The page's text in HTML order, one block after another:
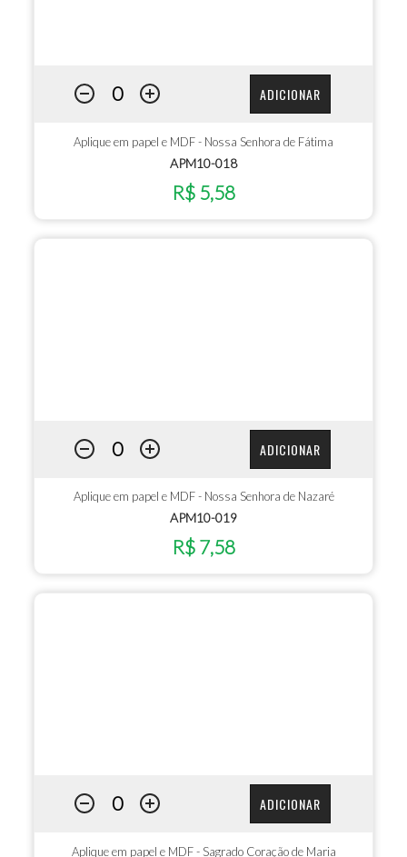
ADICIONAR
Aplique em papel e MDF - Nossa Senhora de Fátima
APM10-018
R$ 5,58
ADICIONAR
Aplique em papel e MDF - Nossa Senhora de Nazaré
APM10-019
R$ 7,58
ADICIONAR
Aplique em papel e MDF - Sagrado Coração de Maria